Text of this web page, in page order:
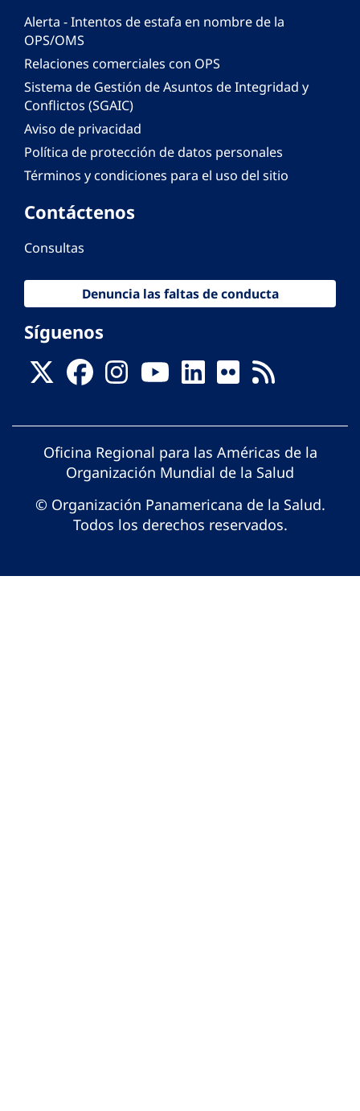
Alerta - Intentos de estafa en nombre de la
OPS/OMS
Relaciones comerciales con OPS
Sistema de Gestión de Asuntos de Integridad y
Conflictos (SGAIC)
Aviso de privacidad
Política de protección de datos personales
Términos y condiciones para el uso del sitio
Contáctenos
Consultas
Denuncia las faltas de conducta
Síguenos
Oficina Regional para las Américas de la
Organización Mundial de la Salud
© Organización Panamericana de la Salud.
Todos los derechos reservados.